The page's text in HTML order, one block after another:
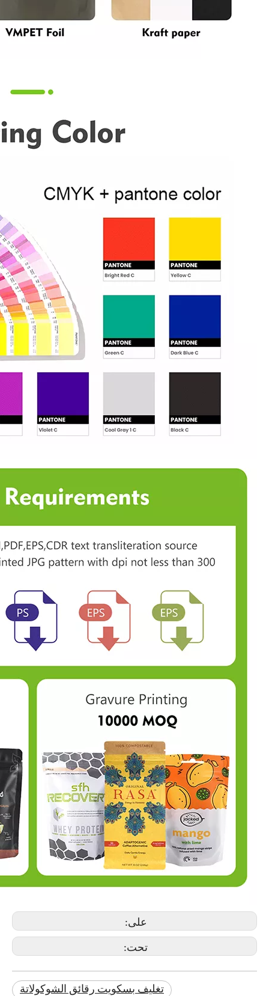
على:
تحت:
تغليف بسكويت رقائق الشوكولاتة